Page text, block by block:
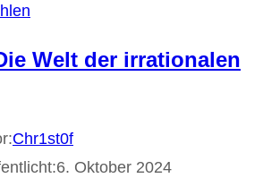
Welt der irrationalen
Chr1st0f
6. Oktober 2024